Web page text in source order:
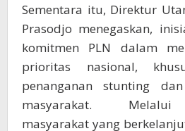
Sementara itu, Direktur
Prasodjo menegaskan,
komitmen PLN dalam
prioritas nasional,
penanganan stunting
masyarakat. Melalui
masyarakat yang